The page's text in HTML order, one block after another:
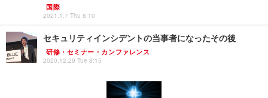
国際
2021.1.7 Thu 8:10
セキュリティインシデントの当事者になったその後
研修・セミナー・カンファレンス
2020.12.29 Tue 8:15